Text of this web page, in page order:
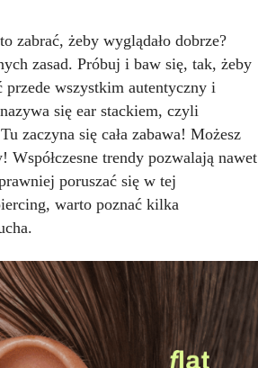
zabrać, żeby wyglądało dobrze?
zasad. Próbuj i baw się, tak, żeby
wszystkim autentyczny i
się ear stackiem, czyli
zaczyna się cała zabawa! Możesz
trendy pozwalają nawet
poruszać się w tej
warto poznać kilka